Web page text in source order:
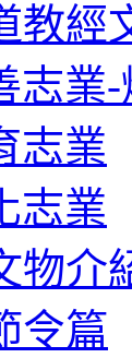
教經
志業
志業
志業
物介
令篇